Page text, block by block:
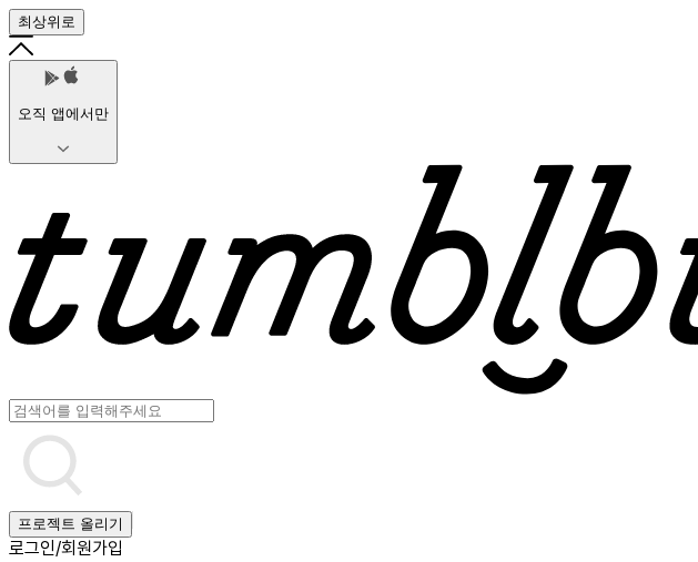
최상위로
오직 앱에서만
프로젝트 올리기
로그인/회원가입